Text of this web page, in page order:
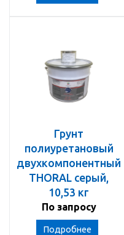
Грунт
полиуретановый
двухкомпонентный
THORAL серый,
10,53 кг
По запросу
Подробнее